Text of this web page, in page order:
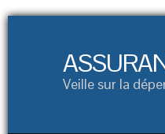
Veille sur la